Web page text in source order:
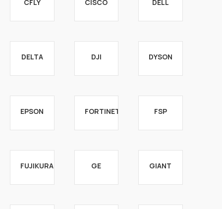
CFLY CISCO DELL
DELTA DJI DYSON
EPSON FORTINET FSP
FUJIKURA GE GIANT